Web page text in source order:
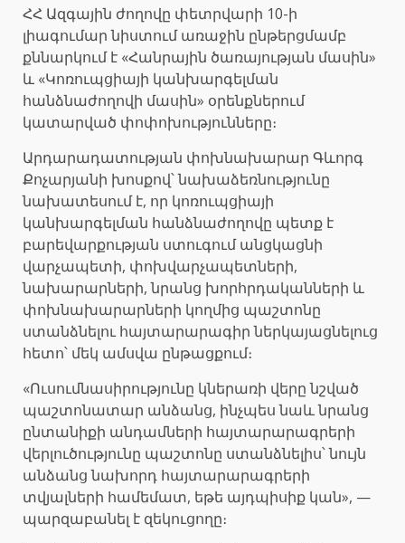
ՀՀ Ազգային ժողովը փետրվարի 10-ի
լիագումար նիստում առաջին ընթերցմամբ
քննարկում է «Հանրային ծառայության մասին»
և «Կոռուպցիայի կանխարգելման
հանձնաժողովի մասին» օրենքներում
կատարված փոփոխությունները։
Արդարադատության փոխնախարար Գևորգ
Քոչարյանի խոսքով՝ նախաձեռնությունը
նախատեսում է, որ կոռուպցիայի
կանխարգելման հանձնաժողովը պետք է
բարեվարքության ստուգում անցկացնի
վարչապետի, փոխվարչապետների,
նախարարների, նրանց խորհրդականների և
փոխնախարարների կողմից պաշտոնը
ստանձնելու հայտարարագիր ներկայացնելուց
հետո՝ մեկ ամսվա ընթացքում։
«Ուսումնասիրությունը կներառի վերը նշված
պաշտոնատար անձանց, ինչպես նաև նրանց
ընտանիքի անդամների հայտարարագրերի
վերլուծությունը պաշտոնը ստանձնելիս՝ նույն
անձանց նախորդ հայտարարագրերի
տվյալների համեմատ, եթե այդպիսիք կան», —
պարզաբանել է զեկուցողը։